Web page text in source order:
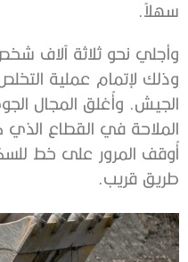
سهلاً.
وأجلي نحو ثلاثة آلاف
وذلك لإتمام عملية
الجيش. وأُغلق المجال
الملاحة في القطاع الذي
أُوقف المرور على خط
طريق قريب.